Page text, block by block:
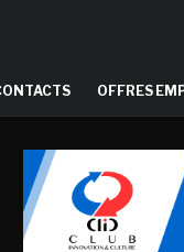
OFFRES